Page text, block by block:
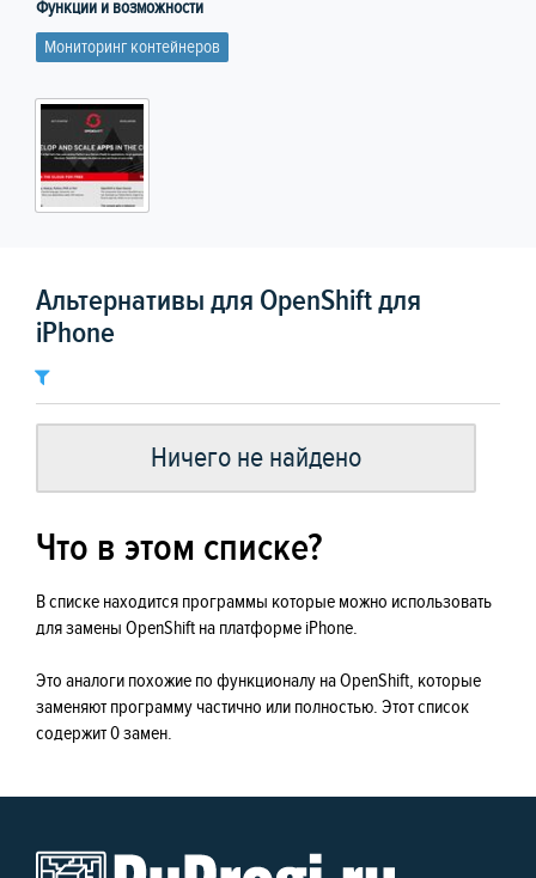
Функции и возможности
Мониторинг контейнеров
Альтернативы для OpenShift для
iPhone
Ничего не найдено
Что в этом списке?
В списке находится программы которые можно использовать
для замены OpenShift на платформе iPhone.
Это аналоги похожие по функционалу на OpenShift, которые
заменяют программу частично или полностью. Этот список
содержит 0 замен.